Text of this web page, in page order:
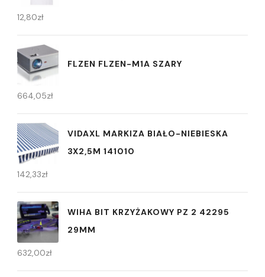
12,80zł
FLZEN FLZEN-M1A SZARY
664,05zł
VIDAXL MARKIZA BIAŁO-NIEBIESKA
3X2,5M 141010
142,33zł
WIHA BIT KRZYŻAKOWY PZ 2 42295
29MM
632,00zł